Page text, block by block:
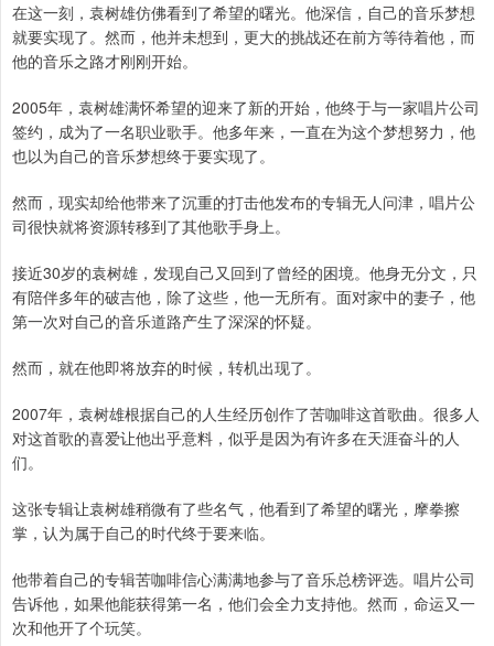
在这一刻，袁树雄仿佛看到了希望的曙光。他深信，自己的音乐梦想
就要实现了。然而，他并未想到，更大的挑战还在前方等待着他，而
他的音乐之路才刚刚开始。
2005年，袁树雄满怀希望的迎来了新的开始，他终于与一家唱片公司
签约，成为了一名职业歌手。他多年来，一直在为这个梦想努力，他
也以为自己的音乐梦想终于要实现了。
然而，现实却给他带来了沉重的打击他发布的专辑无人问津，唱片公
司很快就将资源转移到了其他歌手身上。
接近30岁的袁树雄，发现自己又回到了曾经的困境。他身无分文，只
有陪伴多年的破吉他，除了这些，他一无所有。面对家中的妻子，他
第一次对自己的音乐道路产生了深深的怀疑。
然而，就在他即将放弃的时候，转机出现了。
2007年，袁树雄根据自己的人生经历创作了苦咖啡这首歌曲。很多人
对这首歌的喜爱让他出乎意料，似乎是因为有许多在天涯奋斗的人
们。
这张专辑让袁树雄稍微有了些名气，他看到了希望的曙光，摩拳擦
掌，认为属于自己的时代终于要来临。
他带着自己的专辑苦咖啡信心满满地参与了音乐总榜评选。唱片公司
告诉他，如果他能获得第一名，他们会全力支持他。然而，命运又一
次和他开了个玩笑。